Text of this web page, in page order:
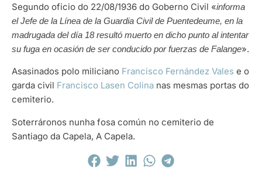
Segundo oficio do 22/08/1936 do Goberno Civil «informa
el Jefe de la Línea de la Guardia Civil de Puentedeume, en la
madrugada del día 18 resultó muerto en dicho punto al intentar
su fuga en ocasión de ser conducido por fuerzas de Falange».
Asasinados polo miliciano Francisco Fernández Vales e o
garda civil Francisco Lasen Colina nas mesmas portas do
cemiterio.
Soterráronos nunha fosa común no cemiterio de
Santiago da Capela, A Capela.